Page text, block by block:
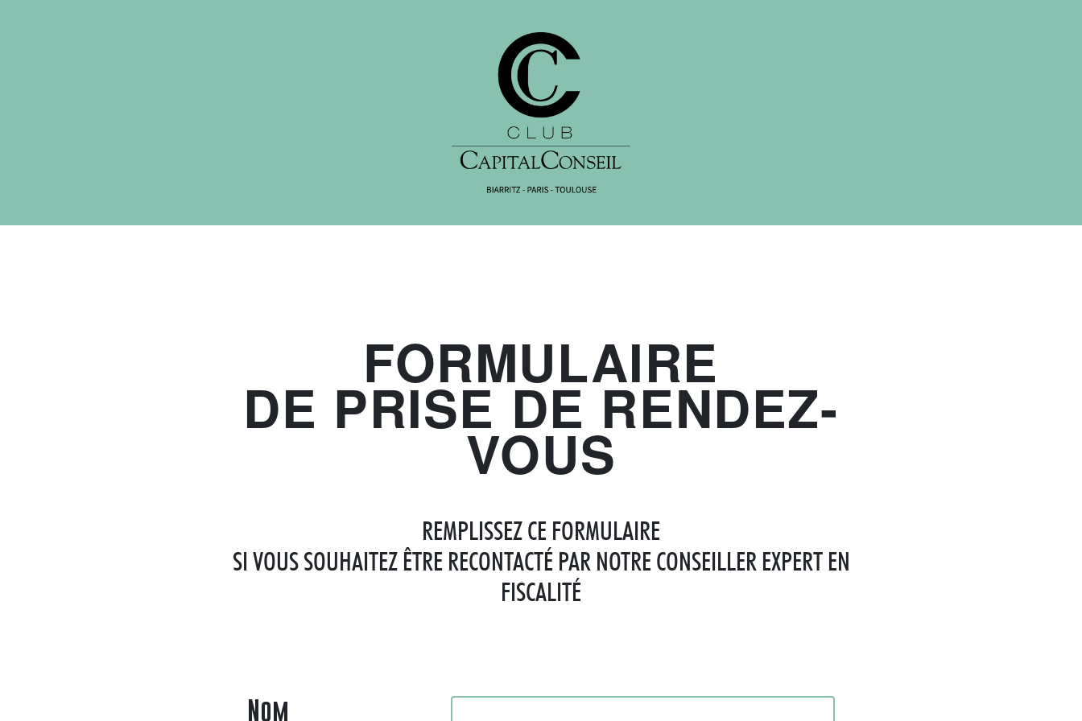
FORMULAIRE
DE PRISE DE RENDEZ-
VOUS
REMPLISSEZ CE FORMULAIRE
SI VOUS SOUHAITEZ ÊTRE RECONTACTÉ PAR NOTRE CONSEILLER EXPERT EN
FISCALITÉ
Nom